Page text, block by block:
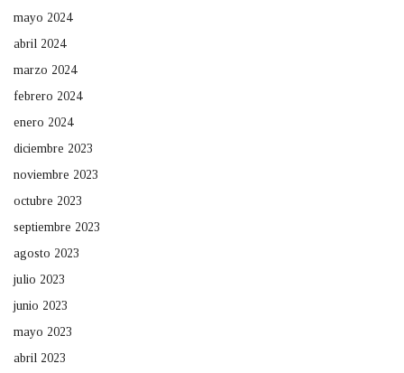
mayo 2024
abril 2024
marzo 2024
febrero 2024
enero 2024
diciembre 2023
noviembre 2023
octubre 2023
septiembre 2023
agosto 2023
julio 2023
junio 2023
mayo 2023
abril 2023